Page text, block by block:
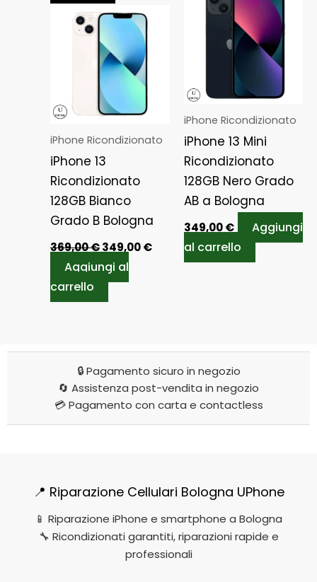
iPhone Ricondizionato
iPhone 13
Ricondizionato
128GB Bianco
Grado B Bologna
369,00€
prezzo
originale
369,00 €.
349,00€
Aggiungi al
carrello
iPhone Ricondizionato
iPhone 13 Mini
Ricondizionato
128GB Nero Grado
AB a Bologna
349,00€
Aggiungi
al carrello
🔒 Pagamento sicuro in negozio
🔄 Assistenza post-vendita in negozio
💳 Pagamento con carta e contactless
📍 Riparazione Cellulari Bologna UPhone
📱 Riparazione iPhone e smartphone a Bologna
🔧 Ricondizionati garantiti, riparazioni rapide e
professionali